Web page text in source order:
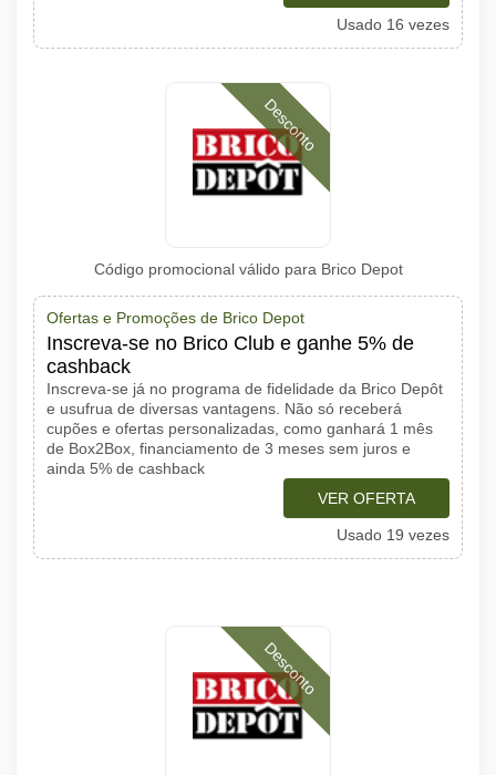
Usado 16 vezes
Desconto
Código promocional válido para Brico Depot
Ofertas e Promoções de Brico Depot
Inscreva-se no Brico Club e ganhe 5% de
cashback
Inscreva-se já no programa de fidelidade da Brico Depôt
e usufrua de diversas vantagens. Não só receberá
cupões e ofertas personalizadas, como ganhará 1 mês
de Box2Box, financiamento de 3 meses sem juros e
ainda 5% de cashback
VER OFERTA
Usado 19 vezes
Desconto